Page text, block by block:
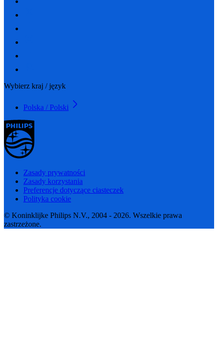
Wybierz kraj / język
Polska / Polski
Zasady prywatności
Zasady korzystania
Preferencje dotyczące ciasteczek
Polityka cookie
© Koninklijke Philips N.V., 2004 - 2026. Wszelkie prawa
zastrzeżone.